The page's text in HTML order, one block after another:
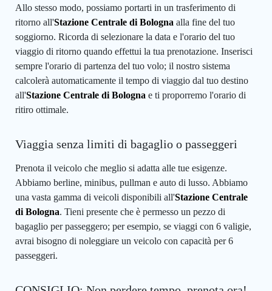
Allo stesso modo, possiamo portarti in un trasferimento di
ritorno all'Stazione Centrale di Bologna alla fine del tuo
soggiorno. Ricorda di selezionare la data e l'orario del tuo
viaggio di ritorno quando effettui la tua prenotazione. Inserisci
sempre l'orario di partenza del tuo volo; il nostro sistema
calcolerà automaticamente il tempo di viaggio dal tuo destino
all'Stazione Centrale di Bologna e ti proporremo l'orario di
ritiro ottimale.
Viaggia senza limiti di bagaglio o passeggeri
Prenota il veicolo che meglio si adatta alle tue esigenze.
Abbiamo berline, minibus, pullman e auto di lusso. Abbiamo
una vasta gamma di veicoli disponibili all'Stazione Centrale
di Bologna. Tieni presente che è permesso un pezzo di
bagaglio per passeggero; per esempio, se viaggi con 6 valigie,
avrai bisogno di noleggiare un veicolo con capacità per 6
passeggeri.